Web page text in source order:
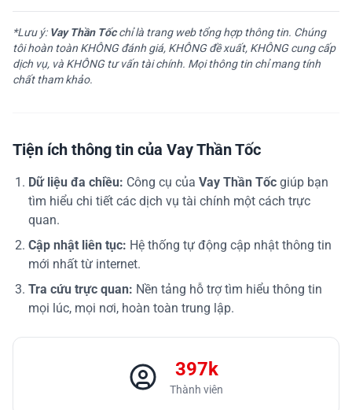
*Lưu ý: Vay Thần Tốcchỉ là trang web tổng hợp thông tin. Chúng
tôi hoàn toàn KHÔNG đánh giá, KHÔNG đề xuất, KHÔNG cung cấp
dịch vụ, và KHÔNG tư vấn tài chính. Mọi thông tin chỉ mang tính
chất tham khảo.
Tiện ích thông tin của Vay Thần Tốc
Dữ liệu đa chiều: Công cụ của Vay Thần Tốc giúp bạn
tìm hiểu chi tiết các dịch vụ tài chính một cách trực
quan.
Cập nhật liên tục: Hệ thống tự động cập nhật thông tin
mới nhất từ internet.
Tra cứu trực quan: Nền tảng hỗ trợ tìm hiểu thông tin
mọi lúc, mọi nơi, hoàn toàn trung lập.
397k
Thành viên